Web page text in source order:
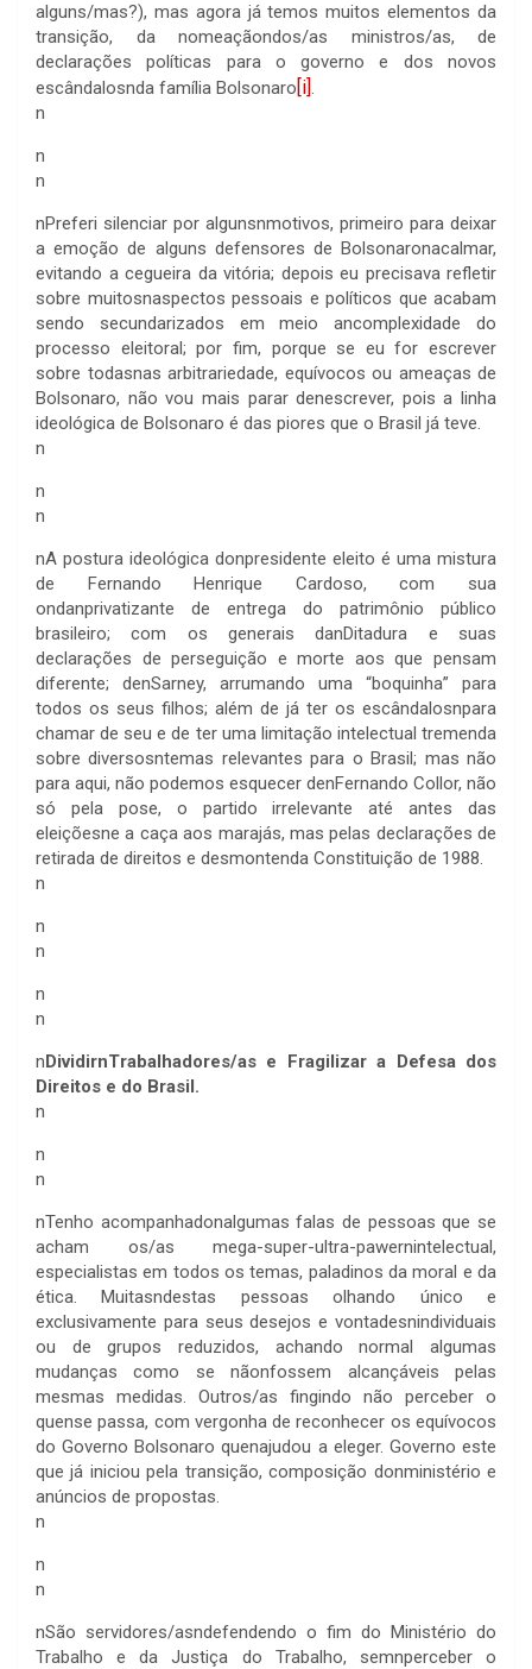
alguns/mas?), mas agora já temos muitos elementos da
transição, da nomeaçãondos/as ministros/as, de
declarações políticas para o governo e dos novos
escândalosnda família Bolsonaro[i].
n
n
n
nPreferi silenciar por algunsnmotivos, primeiro para deixar
a emoção de alguns defensores de Bolsonaronacalmar,
evitando a cegueira da vitória; depois eu precisava refletir
sobre muitosnaspectos pessoais e políticos que acabam
sendo secundarizados em meio ancomplexidade do
processo eleitoral; por fim, porque se eu for escrever
sobre todasnas arbitrariedade, equívocos ou ameaças de
Bolsonaro, não vou mais parar denescrever, pois a linha
ideológica de Bolsonaro é das piores que o Brasil já teve.
n
n
n
nA postura ideológica donpresidente eleito é uma mistura
de Fernando Henrique Cardoso, com sua
ondanprivatizante de entrega do patrimônio público
brasileiro; com os generais danDitadura e suas
declarações de perseguição e morte aos que pensam
diferente; denSarney, arrumando uma “boquinha” para
todos os seus filhos; além de já ter os escândalosnpara
chamar de seu e de ter uma limitação intelectual tremenda
sobre diversosntemas relevantes para o Brasil; mas não
para aqui, não podemos esquecer denFernando Collor, não
só pela pose, o partido irrelevante até antes das
eleiçõesne a caça aos marajás, mas pelas declarações de
retirada de direitos e desmontenda Constituição de 1988.
n
n
n
n
n
nDividirnTrabalhadores/as e Fragilizar a Defesa dos
Direitos e do Brasil.
n
n
n
nTenho acompanhadonalgumas falas de pessoas que se
acham os/as mega-super-ultra-pawernintelectual,
especialistas em todos os temas, paladinos da moral e da
ética. Muitasndestas pessoas olhando único e
exclusivamente para seus desejos e vontadesnindividuais
ou de grupos reduzidos, achando normal algumas
mudanças como se nãonfossem alcançáveis pelas
mesmas medidas. Outros/as fingindo não perceber o
quense passa, com vergonha de reconhecer os equívocos
do Governo Bolsonaro quenajudou a eleger. Governo este
que já iniciou pela transição, composição donministério e
anúncios de propostas.
n
n
n
nSão servidores/asndefendendo o fim do Ministério do
Trabalho e da Justiça do Trabalho, semnperceber o